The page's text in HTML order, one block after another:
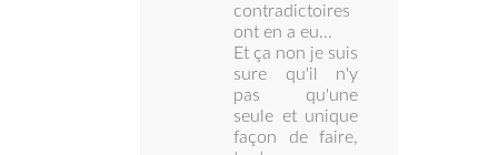
contradictoires
ont en a eu...
Et ça non je suis
sure qu'il n'y
pas qu'une
seule et unique
façon de faire,